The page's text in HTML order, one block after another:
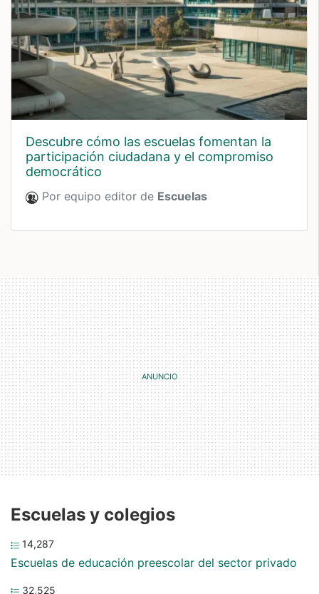
descubre cómo las escuelas fomentan la
participación ciudadana y el compromiso
democrático
Por equipo editor de Escuelas
Escuelas y colegios
14,287
Escuelas de educación preescolar del sector privado
32,525